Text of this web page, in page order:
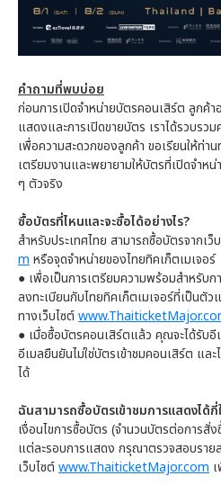
คำถามที่พบบ่อย
ก่อนการเปิดจำหน่ายบัตรคอนเสิร์ต ลูกค้า
แสดงและการเปิดขายบัตร เราได้รวบรว
เพื่อความสะดวกของลูกค้า ขอเรียนให้ท่า
เตรียมงานและพยายามให้บัตรที่เปิดจำห
ๆ ตัวจริง
ซื้อบัตรที่ไหนและจะซื้อได้อย่างไร?
สำหรับประเทศไทย สามารถซื้อบัตรจากเว็
m หรือจุดจำหน่ายของไทยทิคเก็ตเมเจอร์
● เพื่อเป็นการเตรียมความพร้อมสำหรับก
ลงทะเบียนกับไทยทิคเก็ตเมเจอร์ที่เป็นตั
ทางเว็บไซต์
● เมื่อซื้อบัตรคอนเสิร์ตแล้ว คุณจะได้รับ
อีเมลยืนยันไม่ใช่บัตรเข้าชมคอนเสิร์ต และ
ได้
ฉันสามารถซื้อบัตรเข้าชมการแสดงได้กี่
เงื่อนไขการซื้อบัตร (จำนวนบัตรต่อการ
แต่ละรอบการแสดง กรุณาตรวจสอบราย
เว็บไซต์www.ThaiticketMajor.com